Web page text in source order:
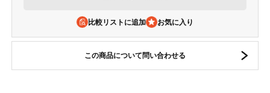
比較リストに追加
この商品について問い合わせる